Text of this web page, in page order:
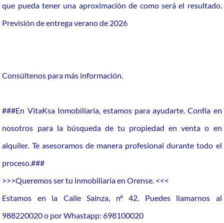
que pueda tener una aproximación de como será el resultado.
Previsión de entrega verano de 2026
Consúltenos para más información.
###En VitaKsa Inmobiliaria, estamos para ayudarte. Confía en
nosotros para la búsqueda de tu propiedad en venta o en
alquiler. Te asesoramos de manera profesional durante todo el
proceso.###
>>>Queremos ser tu inmobiliaria en Orense. <<<
Estamos en la Calle Sainza, nº 42. Puedes llamarnos al
988220020 o por Whastapp: 698100020